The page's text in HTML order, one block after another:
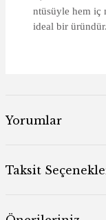
ntüsüyle hem iç
ideal bir üründür.
Yorumlar
Taksit